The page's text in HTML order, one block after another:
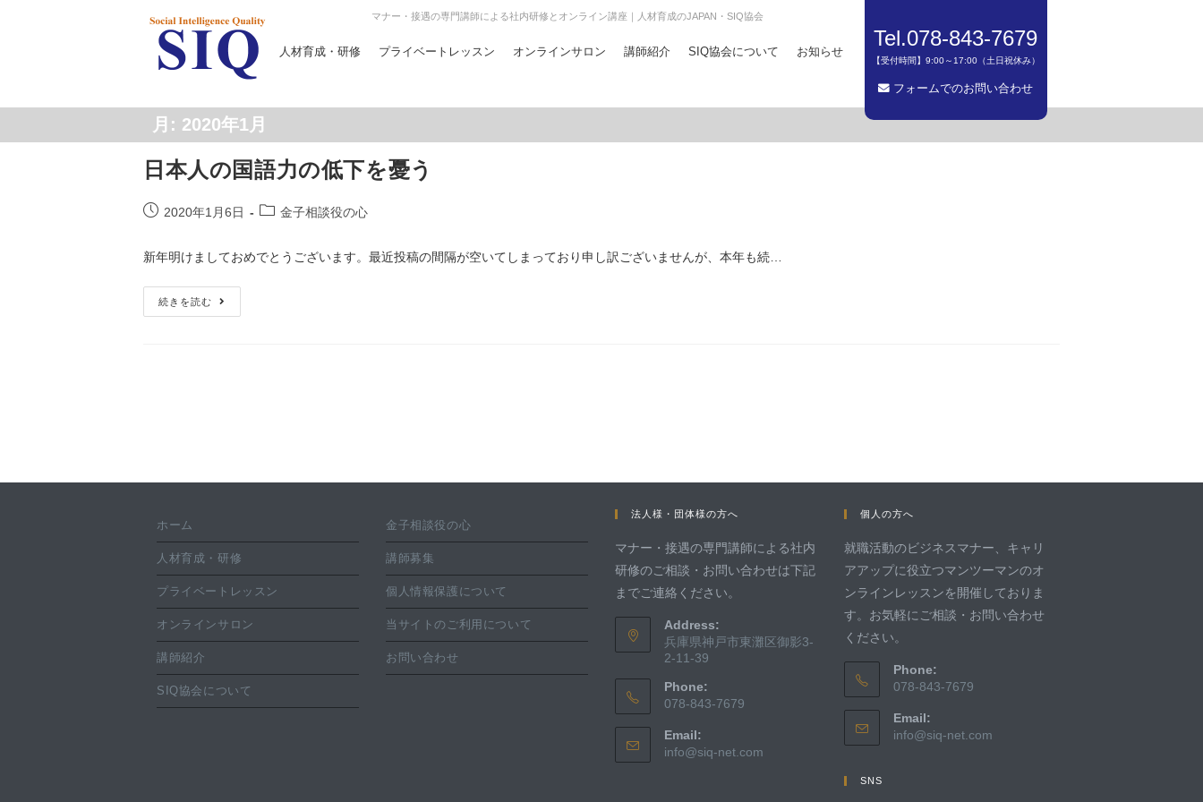
マナー・接遇の専門講師による社内研修とオンライン講座｜人材育成のJAPAN・SIQ協会
人材育成・研修 プライベートレッスン オンラインサロン 講師紹介 SIQ協会について お知らせ
Tel.078-843-7679
【受付時間】9:00～17:00（土日祝休み）
フォームでのお問い合わせ
月: 2020年1月
日本人の国語力の低下を憂う
2020年1月6日 金子相談役の心
新年明けましておめでとうございます。最近投稿の間隔が空いてしまっており申し訳ございませんが、本年も続…
続きを読む
ホーム
人材育成・研修
プライベートレッスン
オンラインサロン
講師紹介
SIQ協会について
金子相談役の心
講師募集
個人情報保護について
当サイトのご利用について
お問い合わせ
法人様・団体様の方へ
マナー・接遇の専門講師による社内
研修のご相談・お問い合わせは下記
までご連絡ください。
Address:
兵庫県神戸市東灘区御影3-
2-11-39
Phone:
078-843-7679
Email:
info@siq-net.com
個人の方へ
就職活動のビジネスマナー、キャリ
アアップに役立つマンツーマンのオ
ンラインレッスンを開催しておりま
す。お気軽にご相談・お問い合わせ
ください。
Phone:
078-843-7679
Email:
info@siq-net.com
SNS